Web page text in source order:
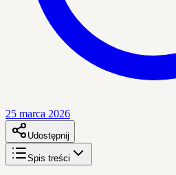
25 marca 2026
Udostępnij
Spis treści